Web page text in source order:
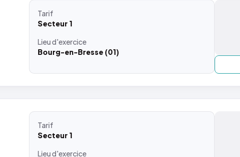
Tarif
Secteur 1
Lieud'exercice
Bourg-en-Bresse (01)
Tarif
Secteur 1
Lieud'exercice